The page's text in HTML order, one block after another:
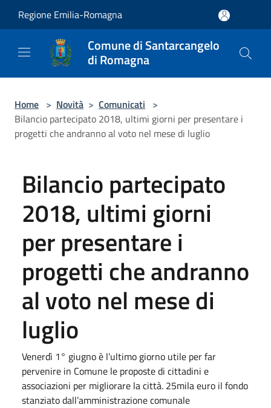
Regione Emilia-Romagna
Comune di Santarcangelo
di Romagna
Home > Novità > Comunicati >
Bilancio partecipato 2018, ultimi giorni per presentare i
progetti che andranno al voto nel mese di luglio
Bilancio partecipato
2018, ultimi giorni
per presentare i
progetti che andranno
al voto nel mese di
luglio
Venerdì 1° giugno è l’ultimo giorno utile per far
pervenire in Comune le proposte di cittadini e
associazioni per migliorare la città. 25mila euro il fondo
stanziato dall’amministrazione comunale